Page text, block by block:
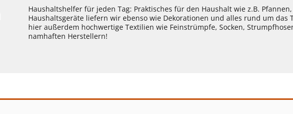
Haushaltshelfer für jeden Tag: Praktisches für den Haushalt wie z.B.
Haushaltsgeräte liefern wir ebenso wie Dekorationen und alles rund um das
hier außerdem hochwertige Textilien wie Feinstrümpfe, Socken,
namhaften Herstellern!